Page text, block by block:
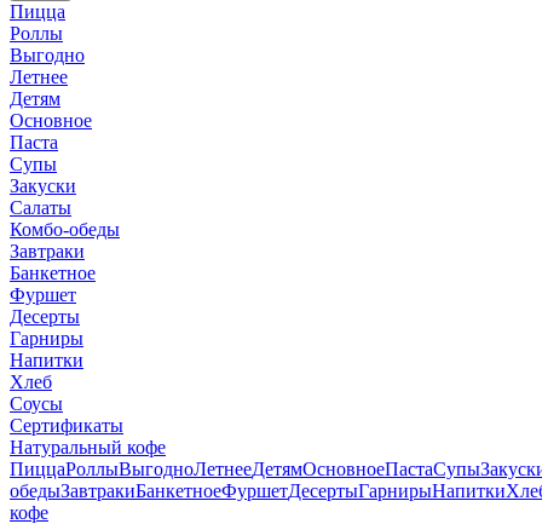
Пицца
Роллы
Выгодно
Летнее
Детям
Основное
Паста
Супы
Закуски
Салаты
Комбо-обеды
Завтраки
Банкетное
Фуршет
Десерты
Гарниры
Напитки
Хлеб
Соусы
Сертификаты
Натуральный кофе
ПиццаРоллыВыгодноЛетнееДетямОсновноеПастаСупы
обедыЗавтракиБанкетноеФуршетДесертыГарнирыНапитки
кофе